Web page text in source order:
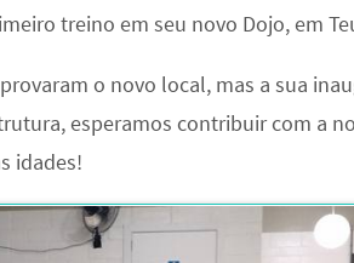
treino em seu novo Dojo, em
o novo local, mas a sua
esperamos contribuir com a
idades!